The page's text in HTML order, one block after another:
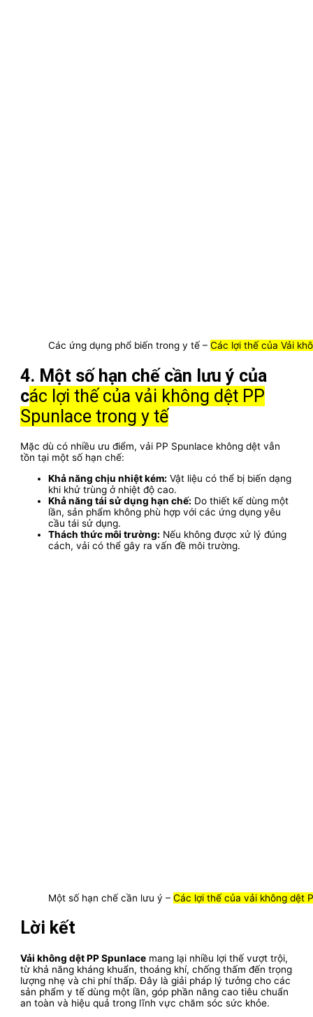
Các ứng dụng phổ biến trong y tế –Các lợi thế của Vải
4. Một số hạn chế cần lưu ý của
các lợi thế của vải không dệt PP
Spunlace trong y tế
Mặc dù có nhiều ưu điểm, vải PP Spunlace không dệt vẫn
tồn tại một số hạn chế:
Khả năng chịu nhiệt kém: Vật liệu có thể bị biến dạng
khi khử trùng ở nhiệt độ cao.
Khả năng tái sử dụng hạn chế: Do thiết kế dùng một
lần, sản phẩm không phù hợp với các ứng dụng yêu
cầu tái sử dụng.
Thách thức môi trường: Nếu không được xử lý đúng
cách, vải có thể gây ra vấn đề môi trường.
Một số hạn chế cần lưu ý –Các lợi thế của vải không dệt
Lời kết
Vải không dệt PP Spunlace mang lại nhiều lợi thế vượt trội,
từ khả năng kháng khuẩn, thoáng khí, chống thấm đến trọng
lượng nhẹ và chi phí thấp. Đây là giải pháp lý tưởng cho các
sản phẩm y tế dùng một lần, góp phần nâng cao tiêu chuẩn
an toàn và hiệu quả trong lĩnh vực chăm sóc sức khỏe.